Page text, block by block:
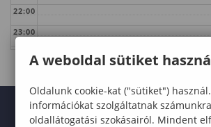
22:00
23:00
A weboldal sütiket
Oldalunk cookie-kat ("sütiket")
információkat szolgáltatnak
oldallátogatási szokásairól. Mindent